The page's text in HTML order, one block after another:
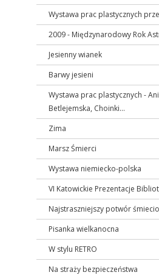
Wystawa prac plastycznych
2009 - Międzynarodowy Rok
Jesienny wianek
Barwy jesieni
Wystawa prac plastycznych -
Betlejemska, Choinki...
Zima
Marsz Śmierci
Wystawa niemiecko-polska
VI Katowickie Prezentacje
Najstraszniejszy potwór
Pisanka wielkanocna
W stylu RETRO
Na straży bezpieczeństwa